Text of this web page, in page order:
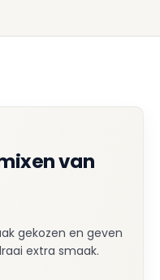
van
gekozen en geven
extra smaak.